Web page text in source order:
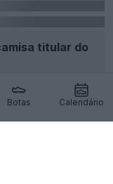
Botas Calendário
titular do